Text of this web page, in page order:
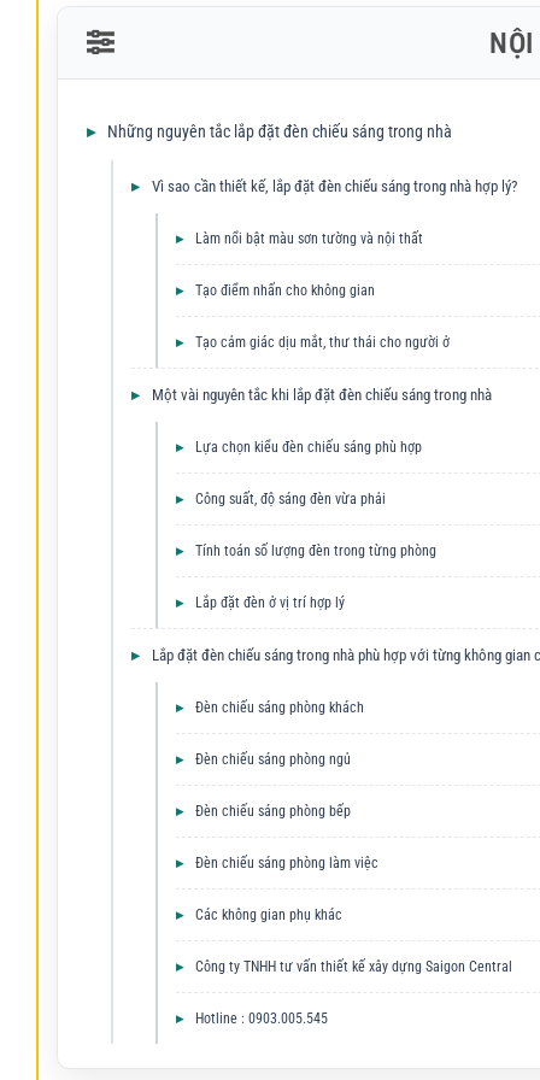
Những nguyên tắc lắp đặt đèn chiếu sáng trong nhà
Vì sao cần thiết kế, lắp đặt đèn chiếu sáng trong nhà hợp lý?
Làm nổi bật màu sơn tường và nội thất
Tạo điểm nhấn cho không gian
Tạo cảm giác dịu mắt, thư thái cho người ở
Một vài nguyên tắc khi lắp đặt đèn chiếu sáng trong nhà
Lựa chọn kiểu đèn chiếu sáng phù hợp
Công suất, độ sáng đèn vừa phải
Tính toán số lượng đèn trong từng phòng
Lắp đặt đèn ở vị trí hợp lý
Lắp đặt đèn chiếu sáng trong nhà phù hợp với từng không gian
Đèn chiếu sáng phòng khách
Đèn chiếu sáng phòng ngủ
Đèn chiếu sáng phòng bếp
Đèn chiếu sáng phòng làm việc
Các không gian phụ khác
Công ty TNHH tư vấn thiết kế xây dựng Saigon Central
Hotline : 0903.005.545